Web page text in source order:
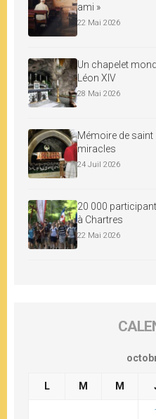
ami »
22 Mai 2026
Un chapelet
Léon XIV
28 Mai 2026
Mémoire de saint
miracles
24 Juil 2026
20 000
à Chartres
22 Mai 2026
L M M